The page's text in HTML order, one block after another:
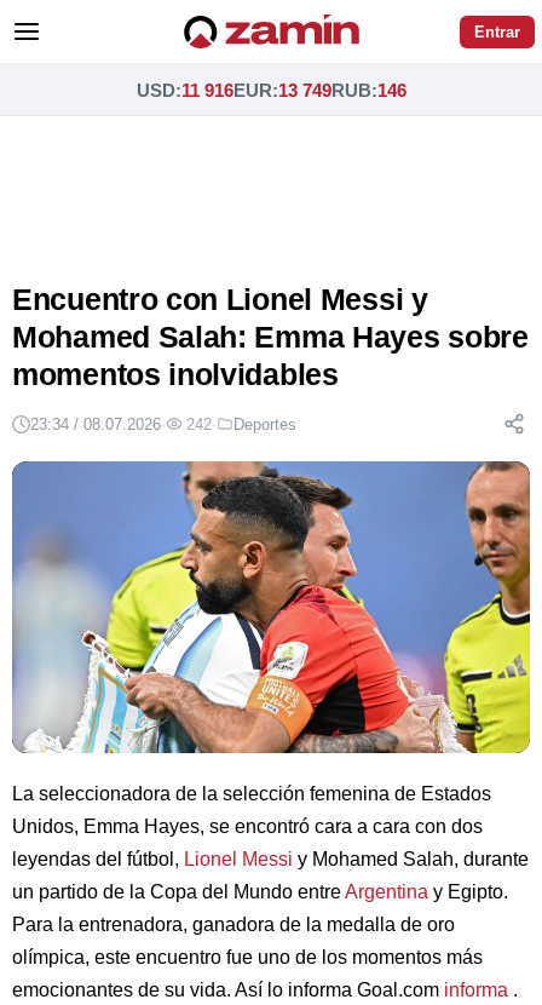
Entrar
USD:11 916EUR:13 749RUB:146
Encuentro con Lionel Messi y
Mohamed Salah: Emma Hayes sobre
momentos inolvidables
23:34 / 08.07.2026· 242· Deportes
La seleccionadora de la selección femenina de Estados
Unidos, Emma Hayes, se encontró cara a cara con dos
leyendas del fútbol, Lionel Messi y Mohamed Salah, durante
un partido de la Copa del Mundo entreArgentina y Egipto.
Para la entrenadora, ganadora de la medalla de oro
olímpica, este encuentro fue uno de los momentos más
emocionantes de su vida. Así lo informa Goal.com informa .